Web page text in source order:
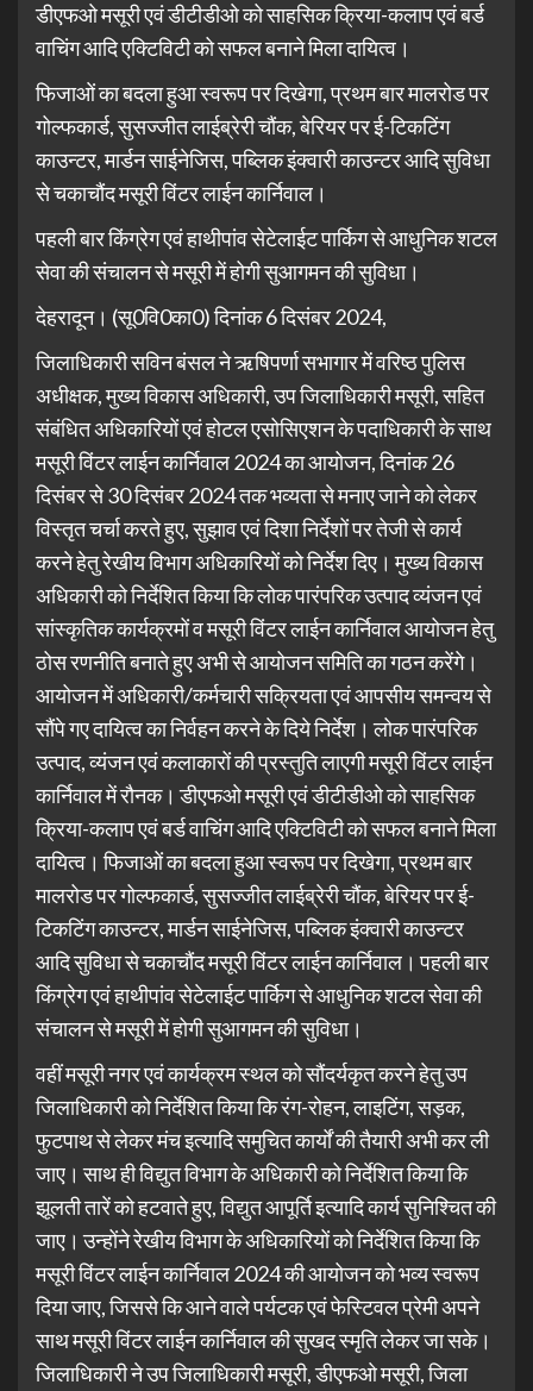
डीएफओ मसूरी एवं डीटीडीओ को साहसिक क्रिया-कलाप एवं बर्ड
वाचिंग आदि एक्टिविटी को सफल बनाने मिला दायित्व।
फिजाओं का बदला हुआ स्वरूप पर दिखेगा, प्रथम बार मालरोड पर
गोल्फकार्ड, सुसज्जीत लाईब्रेरी चौंक, बेरियर पर ई-टिकटिंग
काउन्टर, मार्डन साईनेजिस, पब्लिक इंक्वारी काउन्टर आदि सुविधा
से चकाचौंद मसूरी विंटर लाईन कार्निवाल।
पहली बार किंग्रेग एवं हाथीपांव सेटेलाईट पार्किग से आधुनिक शटल
सेवा की संचालन से मसूरी में होगी सुआगमन की सुविधा।
देहरादून। (सू0वि0का0) दिनांक 6 दिसंबर 2024,
जिलाधिकारी सविन बंसल ने ऋषिपर्णा सभागार में वरिष्ठ पुलिस
अधीक्षक, मुख्य विकास अधिकारी, उप जिलाधिकारी मसूरी, सहित
संबंधित अधिकारियों एवं होटल एसोसिएशन के पदाधिकारी के साथ
मसूरी विंटर लाईन कार्निवाल 2024 का आयोजन, दिनांक 26
दिसंबर से 30 दिसंबर 2024 तक भव्यता से मनाए जाने को लेकर
विस्तृत चर्चा करते हुए, सुझाव एवं दिशा निर्देशों पर तेजी से कार्य
करने हेतु रेखीय विभाग अधिकारियों को निर्देश दिए। मुख्य विकास
अधिकारी को निर्देशित किया कि लोक पारंपरिक उत्पाद व्यंजन एवं
सांस्कृतिक कार्यक्रमों व मसूरी विंटर लाईन कार्निवाल आयोजन हेतु
ठोस रणनीति बनाते हुए अभी से आयोजन समिति का गठन करेंगे।
आयोजन में अधिकारी/कर्मचारी सक्रियता एवं आपसीय समन्वय से
सौंपे गए दायित्व का निर्वहन करने के दिये निर्देश। लोक पारंपरिक
उत्पाद, व्यंजन एवं कलाकारों की प्रस्तुति लाएगी मसूरी विंटर लाईन
कार्निवाल में रौनक। डीएफओ मसूरी एवं डीटीडीओ को साहसिक
क्रिया-कलाप एवं बर्ड वाचिंग आदि एक्टिविटी को सफल बनाने मिला
दायित्व। फिजाओं का बदला हुआ स्वरूप पर दिखेगा, प्रथम बार
मालरोड पर गोल्फकार्ड, सुसज्जीत लाईब्रेरी चौंक, बेरियर पर ई-
टिकटिंग काउन्टर, मार्डन साईनेजिस, पब्लिक इंक्वारी काउन्टर
आदि सुविधा से चकाचौंद मसूरी विंटर लाईन कार्निवाल। पहली बार
किंग्रेग एवं हाथीपांव सेटेलाईट पार्किग से आधुनिक शटल सेवा की
संचालन से मसूरी में होगी सुआगमन की सुविधा।
वहीं मसूरी नगर एवं कार्यक्रम स्थल को सौंदर्यकृत करने हेतु उप
जिलाधिकारी को निर्देशित किया कि रंग-रोहन, लाइटिंग, सड़क,
फुटपाथ से लेकर मंच इत्यादि समुचित कार्यों की तैयारी अभी कर ली
जाए। साथ ही विद्युत विभाग के अधिकारी को निर्देशित किया कि
झूलती तारें को हटवाते हुए, विद्युत आपूर्ति इत्यादि कार्य सुनिश्चित की
जाए। उन्होंने रेखीय विभाग के अधिकारियों को निर्देशित किया कि
मसूरी विंटर लाईन कार्निवाल 2024 की आयोजन को भव्य स्वरूप
दिया जाए, जिससे कि आने वाले पर्यटक एवं फेस्टिवल प्रेमी अपने
साथ मसूरी विंटर लाईन कार्निवाल की सुखद स्मृति लेकर जा सके।
जिलाधिकारी ने उप जिलाधिकारी मसूरी, डीएफओ मसूरी, जिला